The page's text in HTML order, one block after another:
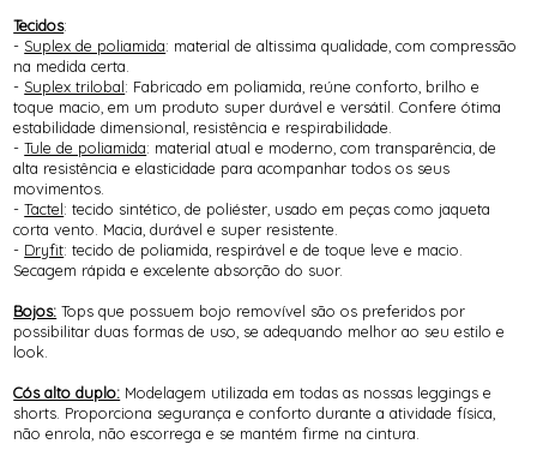
Tecidos:
- Suplex de poliamida: material de altissima qualidade, com compressão
na medida certa.
- Suplex trilobal: Fabricado em poliamida, reúne conforto, brilho e
toque macio, em um produto super durável e versátil. Confere ótima
estabilidade dimensional, resistência e respirabilidade.
-Tule de poliamida: material atual e moderno, com transparência, de
alta resistência e elasticidade para acompanhar todos os seus
movimentos.
-Tactel: tecido sintético, de poliéster, usado em peças como jaqueta
corta vento. Macia, durável e super resistente.
- Dryfit: tecido de poliamida, respirável e de toque leve e macio.
Secagem rápida e excelente absorção do suor.
Bojos: Tops que possuem bojo removível são os preferidos por
possibilitar duas formas de uso, se adequando melhor ao seu estilo e
look.
Cós alto duplo: Modelagem utilizada em todas as nossas leggings e
shorts. Proporciona segurança e conforto durante a atividade física,
não enrola, não escorrega e se mantém firme na cintura.